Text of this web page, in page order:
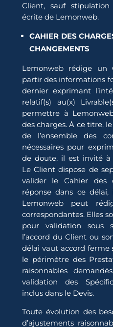
Client, sauf
écrite de Lemonweb.
CAHIER DES
CHANGEMENTS
Lemonweb rédige un
partir des informations
dernier exprimant
relatif(s) au(x)
permettre à
des charges. À ce titre,
de l’ensemble des
nécessaires pour
de doute, il est invité à
Le Client dispose de
valider le Cahier des
réponse dans ce
Lemonweb peut
correspondantes. Elles
pour validation sous
l’accord du Client ou
délai vaut accord ferme
le périmètre des
raisonnables
validation des
inclus dans le Devis.
Toute évolution des
d’ajustements